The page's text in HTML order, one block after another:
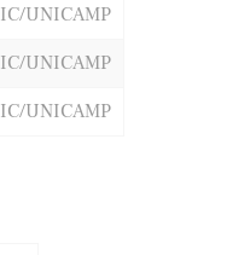
IC/UNICAMP
IC/UNICAMP
IC/UNICAMP